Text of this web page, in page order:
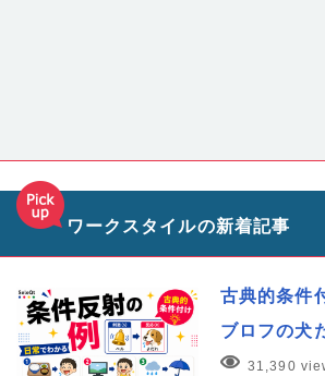
ワークスタイルの新着記事
古典的条件
ブロフの犬
31,390